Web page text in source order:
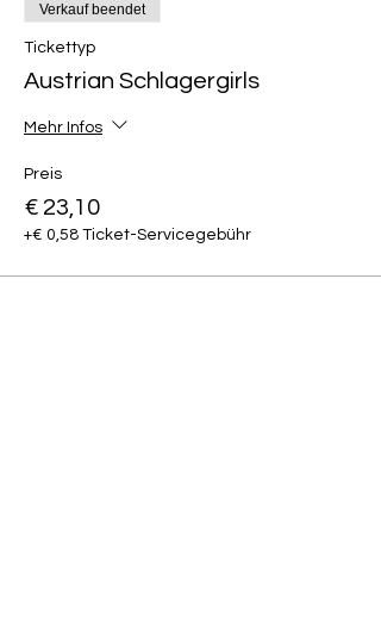
Verkauf beendet
Tickettyp
Austrian Schlagergirls
Mehr Infos
Preis
€ 23,10
+€ 0,58 Ticket-Servicegebühr